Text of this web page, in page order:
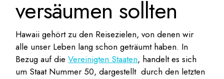
versäumen sollten
Hawaii gehört zu den Reisezielen, von denen wir
alle unser Leben lang schon geträumt haben. In
Bezug auf dieVereinigten Staaten, handelt es sich
um Staat Nummer 50, dargestellt durch den letzten